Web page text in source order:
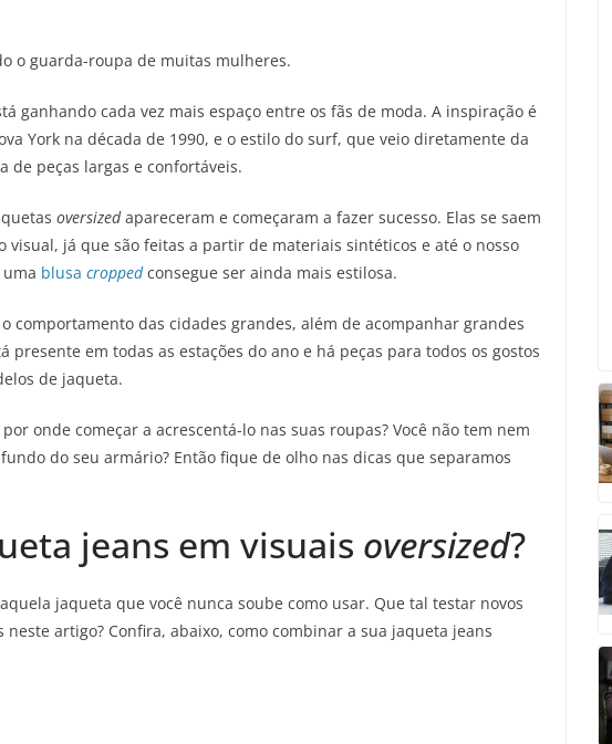
o guarda-roupa de muitas mulheres.
ganhando cada vez mais espaço entre os fãs de moda. A inspiração é
York na década de 1990, e o estilo do surf, que veio diretamente da
de peças largas e confortáveis.
oversizedapareceram e começaram a fazer sucesso. Elas se saem
visual, já que são feitas a partir de materiais sintéticos e até o nosso
blusa cropped consegue ser ainda mais estilosa.
comportamento das cidades grandes, além de acompanhar grandes
presente em todas as estações do ano e há peças para todos os gostos
de jaqueta.
onde começar a acrescentá-lo nas suas roupas? Você não tem nem
do seu armário? Então fique de olho nas dicas que separamos
jeans em visuais oversized?
jaqueta que você nunca soube como usar. Que tal testar novos
neste artigo? Confira, abaixo, como combinar a sua jaqueta jeans